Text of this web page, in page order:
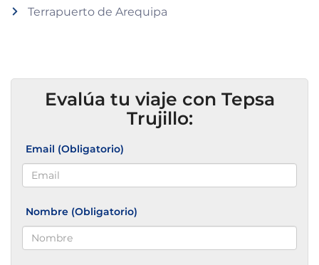
Terrapuerto de Arequipa
Evalúa tu viaje con Tepsa
Trujillo:
Email (Obligatorio)
Nombre (Obligatorio)